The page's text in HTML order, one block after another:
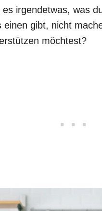
irgendetwas, was
einen gibt, nicht
möchtest?